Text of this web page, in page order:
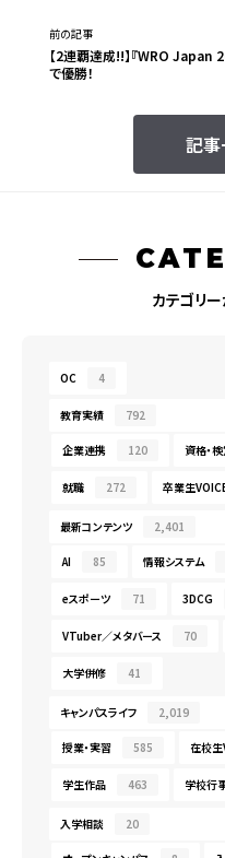
記事
前の記事
【2連覇達成!!】『WRO Japan
で優勝！
カテゴリ
OC 4
教育実績 792
企業連携 120 資格・
就職 272 卒業生
最新コンテンツ 2,401
AI 85 情報システム
eスポーツ 71 3DCG
VTuber／メタバース 70
大学併修 41
キャンパスライフ 2,019
授業・実習 585 在校
学生作品 463 学校行
入学相談 20